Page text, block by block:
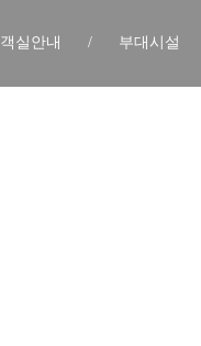
객실안내 / 부대시설